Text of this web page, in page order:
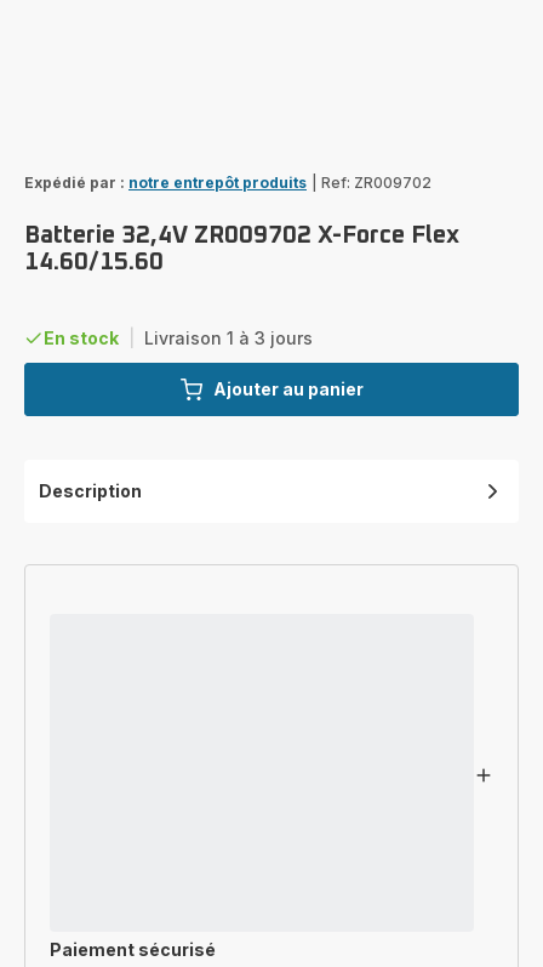
Expédié par : notre entrepôt produits Ref: ZR009702
Batterie 32,4V ZR009702 X-Force Flex
14.60/15.60
En stock Livraison 1 à 3 jours
Ajouter au panier
Description
Paiement sécurisé